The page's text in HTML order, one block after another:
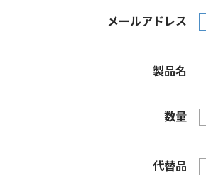
メールアドレス
製品名
数量
代替品